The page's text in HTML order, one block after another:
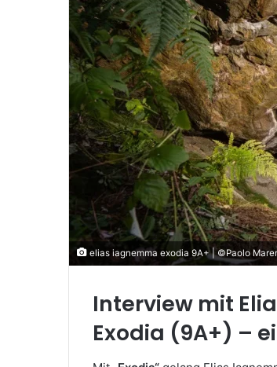
elias iagnemma exodia 9A+ | ©Paolo
Interview mit
Exodia (9A+) –